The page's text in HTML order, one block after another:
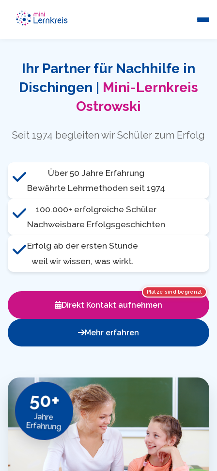
Ihr Partner für Nachhilfe in
Dischingen | Mini-Lernkreis
Ostrowski
Seit 1974 begleiten wir Schüler zum Erfolg
Über 50 Jahre Erfahrung
Bewährte Lehrmethoden seit 1974
100.000+ erfolgreiche Schüler
Nachweisbare Erfolgsgeschichten
Erfolg ab der ersten Stunde
weil wir wissen, was wirkt.
Plätze sind begrenzt
Direkt Kontakt aufnehmen
Mehr erfahren
50+
Jahre
Erfahrung